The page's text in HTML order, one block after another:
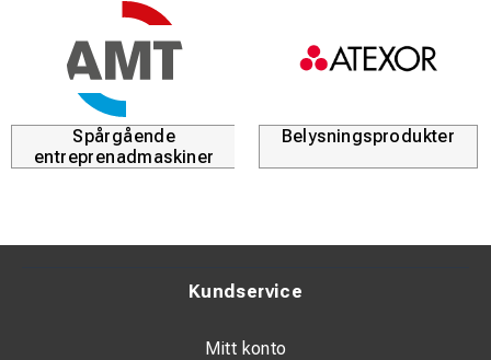
Spårgående
entreprenadmaskiner
Belysningsprodukter
Kundservice
Mitt konto